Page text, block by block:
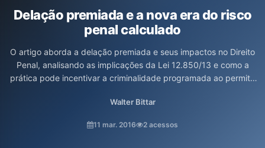
Delação premiada e a nova era do risco
penal calculado
O artigo aborda a delação premiada e seus impactos no Direito
Penal, analisando as implicações da Lei 12.850/13 e como a
prática pode incentivar a criminalidade programada ao permitir
desconsideram a função punitiva da pena. O autor, Walter Bittar,
concessões e alerta para o risco de um cenário em que as
Walter Bittar
11 mar. 2016 2 acessos